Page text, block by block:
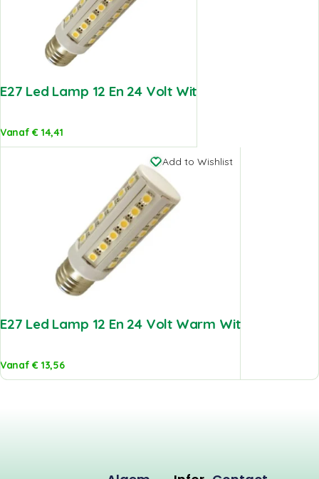
E27 Led Lamp 12 En 24 Volt Wit
Vanaf€ 14,41
Add to Wishlist
E27 Led Lamp 12 En 24 Volt Warm Wit
Vanaf€ 13,56